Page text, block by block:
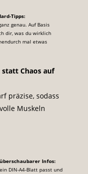
Tipps:
genau. Auf Basis
dir, was du wirklich
mal etwas
Chaos auf
präzise, sodass
Muskeln
Infos:
DIN-A4-Blatt passt und